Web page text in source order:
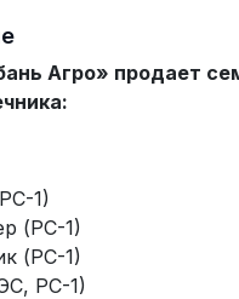
Агро» продает
1)
(РС-1)
(РС-1)
РС-1)